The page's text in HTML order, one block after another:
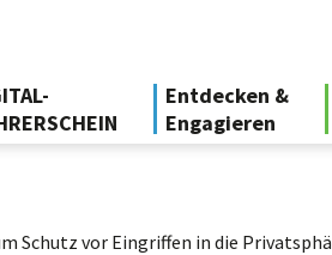
Entdecken &
Engagieren
vor Eingriffen in die